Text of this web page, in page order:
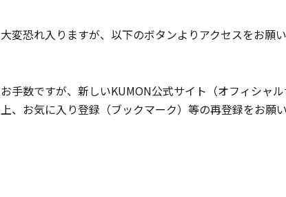
大変恐れ入りますが、以下のボタンよりアクセスをお願い
お手数ですが、新しいKUMON公式サイト（オフィシャ
上、お気に入り登録（ブックマーク）等の再登録をお願い